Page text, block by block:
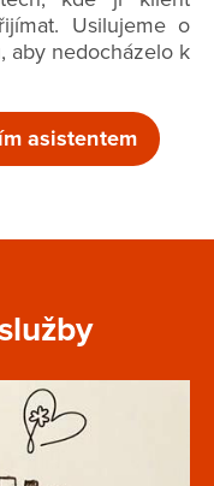
Usilujeme o
aby nedocházelo k
asistentem